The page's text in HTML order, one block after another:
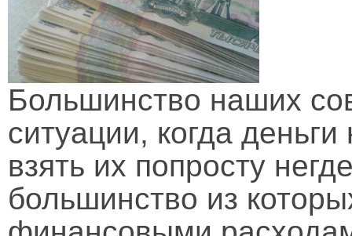
Большинство наших
ситуации, когда
взять их попросту
большинство из